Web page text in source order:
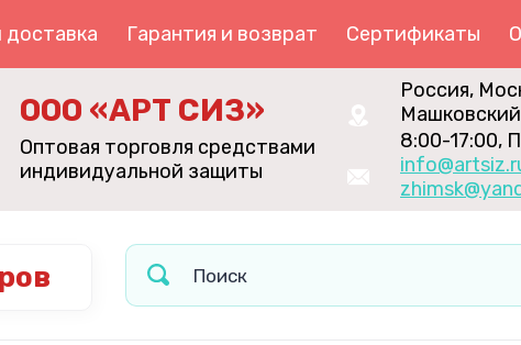
доставка Гарантия и возврат Сертификаты
ООО «АРТ СИЗ»
Оптовая торговля средствами
индивидуальной защиты
Россия,
8:00-17:00,